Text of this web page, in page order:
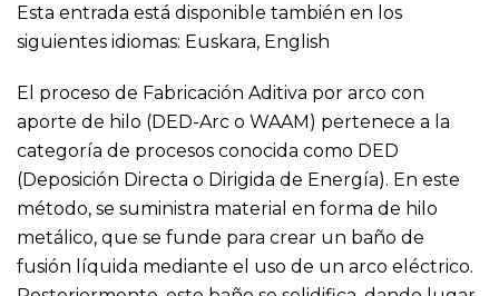
Esta entrada está disponible también en los
siguientes idiomas: Euskara, English
El proceso de Fabricación Aditiva por arco con
aporte de hilo (DED-Arc o WAAM) pertenece a la
categoría de procesos conocida como DED
(Deposición Directa o Dirigida de Energía). En este
método, se suministra material en forma de hilo
metálico, que se funde para crear un baño de
fusión líquida mediante el uso de un arco eléctrico.